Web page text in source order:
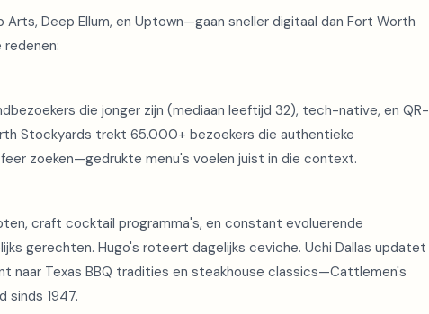
Deep Ellum, en Uptown—gaan sneller digitaal dan Fort Worth
die jonger zijn (mediaan leeftijd 32), tech-native, en QR-
Stockyards trekt 65.000+ bezoekers die authentieke
zoeken—gedrukte menu's voelen juist in die context.
craft cocktail programma's, en constant evoluerende
gerechten. Hugo's roteert dagelijks ceviche. Uchi Dallas updatet
naar Texas BBQ tradities en steakhouse classics—Cattlemen's
sinds 1947.